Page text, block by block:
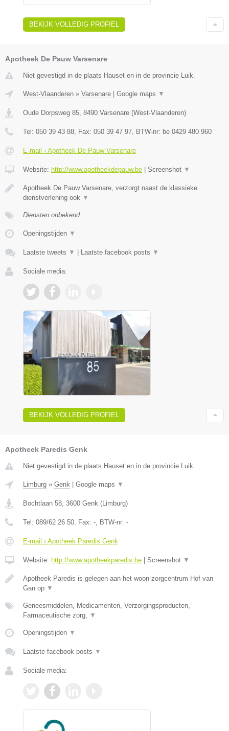
BEKIJK VOLLEDIG PROFIEL
Apotheek De Pauw Varsenare
Niet gevestigd in de plaats Hauset en in de provincie Luik.
West-Vlaanderen » Varsenare Google maps ▼
Oude Dorpsweg 85 8490 Varsenare (West-Vlaanderen)
Tel: 050 39 43 88 , Fax: 050 39 47 97 , BTW-nr: be 0429 480 960
E-mail › Apotheek De Pauw Varsenare
Website: http://www.apotheekdepauw.be Screenshot ▼
Apotheek De Pauw Varsenare, verzorgt naast de klassieke
dienstverlening ook ▼
Diensten onbekend
Openingstijden ▼
Laatste tweets ▼ Laatste facebook posts ▼
Sociale media:
BEKIJK VOLLEDIG PROFIEL
Apotheek Paredis Genk
Niet gevestigd in de plaats Hauset en in de provincie Luik.
Limburg » Genk | Google maps ▼
Bochtlaan 58 3600 Genk (Limburg)
Tel: 089/62 26 50 , Fax: - , BTW-nr: -
E-mail › Apotheek Paredis Genk
Website: http://www.apotheekparedis.be | Screenshot ▼
Apotheek Paredis is gelegen aan het woon-zorgcentrum Hof van
Gan op ▼
Geneesmiddelen, Medicamenten, Verzorgingsproducten,
Farmaceutische zorg,
▼
Openingstijden ▼
Laatste facebook posts ▼
Sociale media: